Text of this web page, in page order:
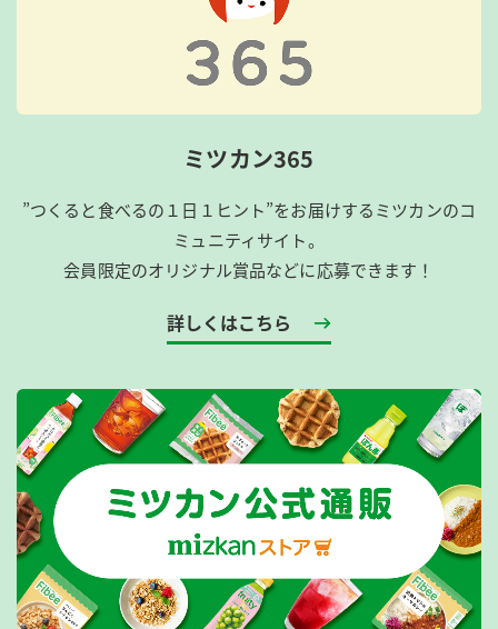
ミツカン365
”つくると食べるの１日１ヒント”をお届けするミツカンのコ
ミュニティサイト。
会員限定のオリジナル賞品などに応募できます！
詳しくはこちら